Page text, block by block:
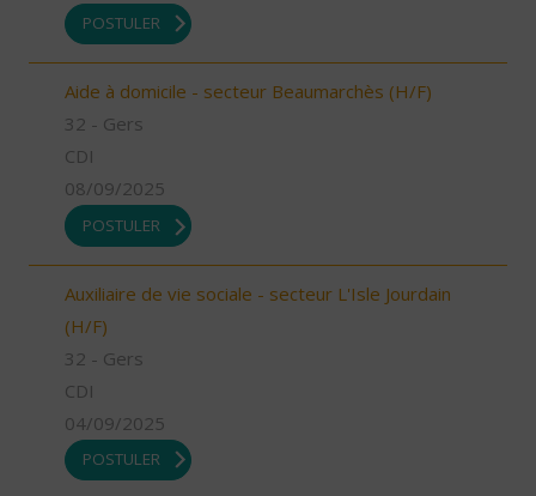
POSTULER
Aide à domicile - secteur Beaumarchès (H/F)
32 - Gers
CDI
08/09/2025
POSTULER
Auxiliaire de vie sociale - secteur L'Isle Jourdain
(H/F)
32 - Gers
CDI
04/09/2025
POSTULER